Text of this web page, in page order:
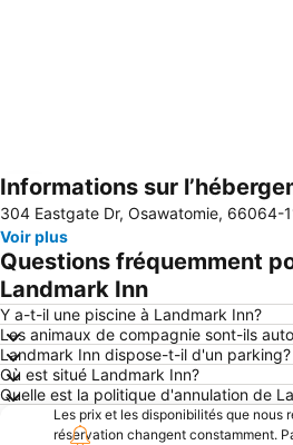
Agrandir la carte
Informations sur
304 Eastgate Dr, Osawatomie, 66064-
Voir plus
Questions fréquemment
Landmark Inn
Y a-t-il une piscine à Landmark Inn?
Les animaux de compagnie sont-ils
Landmark Inn dispose-t-il d'un parking?
Où est situé Landmark Inn?
Quelle est la politique d'annulation de
Les prix et les disponibilités que nous
réservation changent constamment.